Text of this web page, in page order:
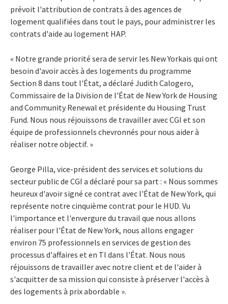
prévoit l'attribution de contrats à des agences de
logement qualifiées dans tout le pays, pour administrer les
contrats d'aide au logement HAP.
« Notre grande priorité sera de servir les New Yorkais qui ont
besoin d'avoir accès à des logements du programme
Section 8 dans tout l'État, a déclaré Judith Calogero,
Commissaire de la Division de l'État de New York de Housing
and Community Renewal et présidente du Housing Trust
Fund. Nous nous réjouissons de travailler avec CGI et son
équipe de professionnels chevronnés pour nous aider à
réaliser notre objectif. »
George Pilla, vice-président des services et solutions du
secteur public de CGI a déclaré pour sa part : « Nous sommes
heureux d'avoir signé ce contrat avec l'État de New York, qui
représente notre cinquième contrat pour le HUD. Vu
l'importance et l'envergure du travail que nous allons
réaliser pour l'État de New York, nous allons engager
environ 75 professionnels en services de gestion des
processus d'affaires et en TI dans l'État. Nous nous
réjouissons de travailler avec notre client et de l'aider à
s'acquitter de sa mission qui consiste à préserver l'accès à
des logements à prix abordable ».